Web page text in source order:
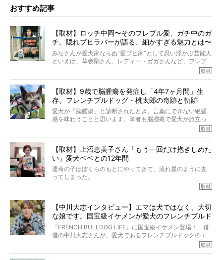
おすすめ記事
【取材】ロッチ中岡〜そのフレブル愛、ガチ中のガ
チ。隠れブヒラバーが語る、細かすぎる魅力とは〜
【前編】
みなさんが愛犬家ならぬ“愛ブヒ家”として思い浮かぶ芸能人
といえば、草彅剛さん、レディー・ガガさんなど、フレブ
ルを飼っている方が多いと思います。が、ロッチ中岡さん
んのインスタグラムを覗くと、たくさんのフレブルアカウ
ントがフォローされていて、わが『FRENCH BULLDOG
LIFE』モデルのnicoやトーラスも、その中の一頭。
そんな中岡さんに、フレブルの魅力を語っていただきまし
た。そのブヒ愛っぷりは、思ってた以上！ ガチ中のガチ
取材
【取材】9歳で脳腫瘍を発症し「4年7ヶ月間」生
存。フレンチブルドッグ・桃太郎の奇跡と軌跡
愛犬が「脳腫瘍」と診断されたとき、言葉にできない絶望
感を味わうことと思います。筆者も脳腫瘍で愛犬が旅立っ
たひとり。だからこそ、どれほど厄介で困難な病気かを理
ところが、フレンチブルドッグの桃太郎は9歳で脳腫瘍を発
症し、なんと4年7ヶ月間も生き抜いたのです。旅立ったと
きの年齢は13歳と11ヶ月、レジェンド級のレジェンドでし
た。さらには、治療後3年間は一度も発作が起きなかったと
いいます。
この事実はフレンチブルドッグだけでなく、脳腫瘍と闘う
太郎のオーナーである佐藤さんご夫婦に、治療の選択やケ
アについて詳しくお話しをうかがいました。
取材
【取材】上沼恵美子さん「もう一回だけ抱きしめた
い」愛犬ベベとの12年間
運命の子はぼくらのもとにやってきて、流れ星のように去
ってしまった。
り添いたいと思う。
その悲しみをいますぐ解消することはできないが、話をき
いて、泣いたり笑ったりするのもいいだろう。
こんな子だった、こんなにいい子だった、ほんとうに愛し
ていたと。
ぼくらは上沼恵美子さんのご自宅へ伺って、お話をきこう
と思った。
取材
【中川大志インタビュー】エマは犬ではなく、大切
な娘です。国宝級イケメンが愛犬のフレンチブルド
ッグと一緒に登場
『FRENCH BULLDOG LIFE』に国宝級イケメン登場！ 俳
優の中川大志さんが、愛犬であるフレンチブルドッグのエ
マちゃん（2歳の女の子）にメロメロとの情報を聞きつけ、
取材